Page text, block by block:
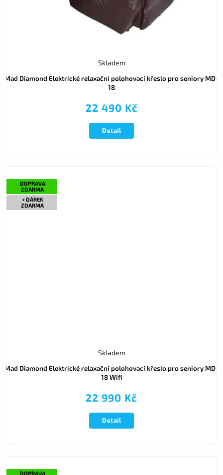
Mad Diamond Elektrické relaxační polohovací křeslo pro seniory MD-
18
Skladem
22 490 Kč
Detail
DOPRAVA
ZDARMA
+ DÁREK
ZDARMA
Mad Diamond Elektrické relaxační polohovací křeslo pro seniory MD-
18 Wifi
Skladem
22 990 Kč
Detail
DOPRAVA